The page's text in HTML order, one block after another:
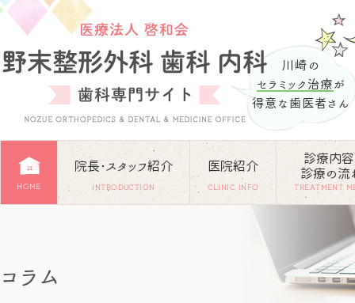
川崎の
セラミック治療 が
得意な歯医者さん
HOME
院長･スタッフ紹介
INTRODUCTION
医院紹介
CLINIC INFO
診療内
診療の流
TREATMENT
コラム